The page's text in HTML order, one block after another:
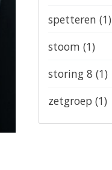
spetteren (1)
stoom (1)
storing 8 (1)
zetgroep (1)